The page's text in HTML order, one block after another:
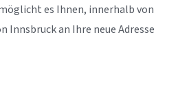
es Ihnen, innerhalb von
Innsbruck an Ihre neue Adresse